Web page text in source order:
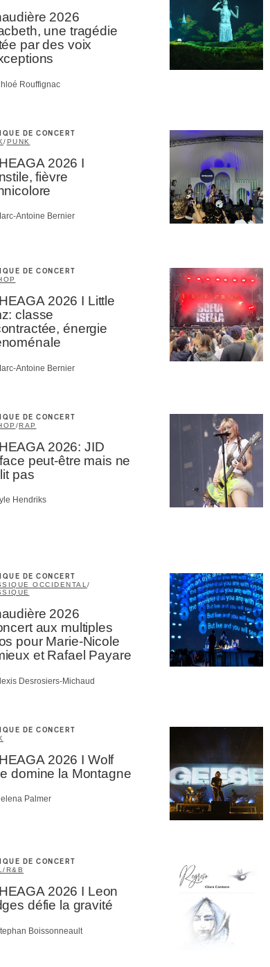
2026
une tragédie
par des voix
Rouffignac
DE CONCERT
/PUNK
2026 I
fièvre
Antoine Bernier
DE CONCERT
2026 I Little
classe
énergie
Antoine Bernier
DE CONCERT
/RAP
2026: JID
peut-être mais ne
pas
Hendriks
DE CONCERT
OCCIDENTAL /
2026
aux multiples
pour Marie-Nicole
et Rafael Payare
Desrosiers-Michaud
DE CONCERT
2026 I Wolf
domine la Montagne
Palmer
DE CONCERT
R&B
2026 I Leon
défie la gravité
Boissonneault
M'INSCRIRE